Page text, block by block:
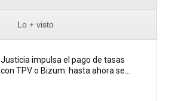
Lo + visto
Justicia impulsa el pago de tasas
con TPV o Bizum: hasta ahora se...